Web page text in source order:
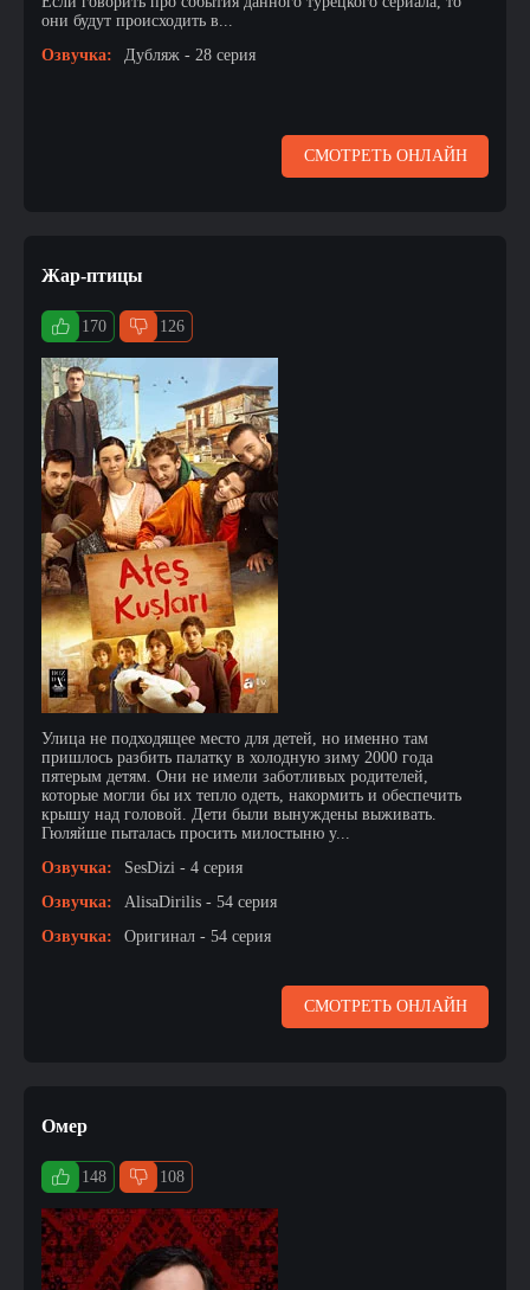
они будут происходить в...
Озвучка:
Дубляж - 28 серия
СМОТРЕТЬ ОНЛАЙН
Жар-птицы
170 126
Улица не подходящее место для детей, но именно там
пришлось разбить палатку в холодную зиму 2000 года
пятерым детям. Они не имели заботливых родителей,
которые могли бы их тепло одеть, накормить и обеспечить
крышу над головой. Дети были вынуждены выживать.
Гюляйше пыталась просить милостыню у...
Озвучка:
SesDizi - 4 серия
Озвучка:
AlisaDirilis - 54 серия
Озвучка:
Оригинал - 54 серия
СМОТРЕТЬ ОНЛАЙН
Омер
148 108